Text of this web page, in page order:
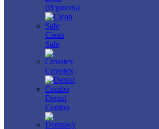
(Израиль)
Clean
Safe
Crosstex
Dental
Combo